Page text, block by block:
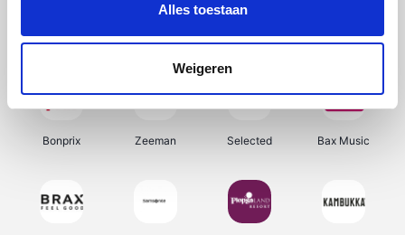
Alles toestaan
Weigeren
Weekendesk Tennis Point Samsung Delonghi
Bonprix Zeeman Selected Bax Music